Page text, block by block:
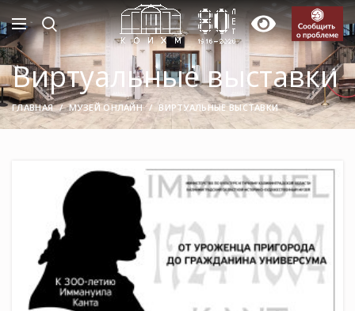
Виртуальные выставки
ГЛАВНАЯ МУЗЕЙ ОНЛАЙН ВИРТУАЛЬНЫЕ ВЫСТАВКИ